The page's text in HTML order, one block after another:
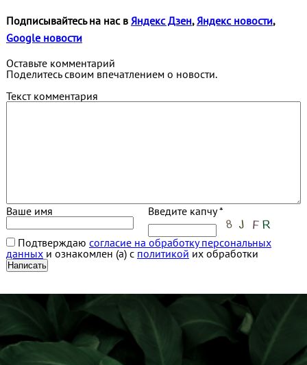
Подписывайтесь на нас в Яндекс Дзен,Яндекс новости,
Google новости
Оставьте комментарий
Поделитесь своим впечатлением о новости.
Текст комментария
Ваше имя Введите капчу *
Подтверждаю согласие на обработку персональных
данныхи ознакомлен (а) с политикой их обработки